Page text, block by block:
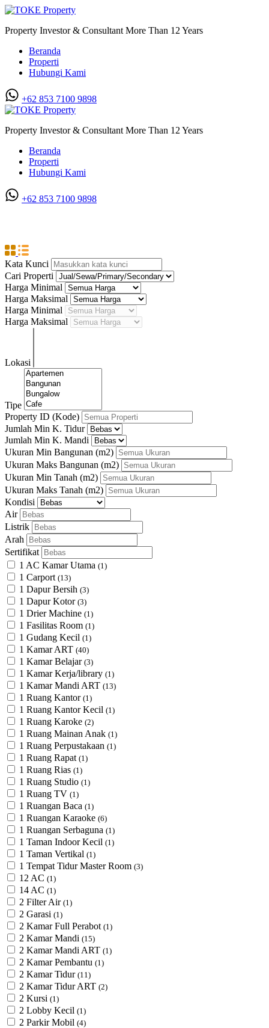
Property Investor & Consultant More Than 12 Years
Beranda
Properti
Hubungi Kami
+62 853 7100 9898‬
Property Investor & Consultant More Than 12 Years
Beranda
Properti
Hubungi Kami
+62 853 7100 9898‬
Kata Kunci
Cari Properti
Harga Minimal
Harga Maksimal
Harga Minimal
Harga Maksimal
Lokasi
Tipe
Property ID (Kode)
Jumlah Min K. Tidur
Jumlah Min K. Mandi
Ukuran Min Bangunan (m2)
Ukuran Maks Bangunan (m2)
Ukuran Min Tanah (m2)
Ukuran Maks Tanah (m2)
Kondisi
Air
Listrik
Arah
Sertifikat
1 AC Kamar Utama (1)
1 Carport (13)
1 Dapur Bersih (3)
1 Dapur Kotor (3)
1 Drier Machine (1)
1 Fasilitas Room (1)
1 Gudang Kecil (1)
1 Kamar ART (40)
1 Kamar Belajar (3)
1 Kamar Kerja/library (1)
1 Kamar Mandi ART (13)
1 Ruang Kantor (1)
1 Ruang Kantor Kecil (1)
1 Ruang Karoke (2)
1 Ruang Mainan Anak (1)
1 Ruang Perpustakaan (1)
1 Ruang Rapat (1)
1 Ruang Rias (1)
1 Ruang Studio (1)
1 Ruang TV (1)
1 Ruangan Baca (1)
1 Ruangan Karaoke (6)
1 Ruangan Serbaguna (1)
1 Taman Indoor Kecil (1)
1 Taman Vertikal (1)
1 Tempat Tidur Master Room (3)
12 AC (1)
14 AC (1)
2 Filter Air (1)
2 Garasi (1)
2 Kamar Full Perabot (1)
2 Kamar Mandi (15)
2 Kamar Mandi ART (1)
2 Kamar Pembantu (1)
2 Kamar Tidur (11)
2 Kamar Tidur ART (2)
2 Kursi (1)
2 Lobby Kecil (1)
2 Parkir Mobil (4)